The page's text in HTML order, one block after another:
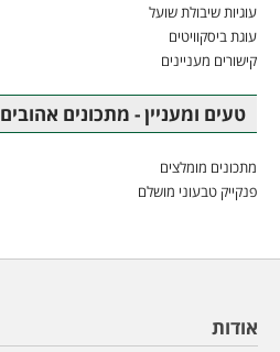
עוגיות שיבולת שועל
עוגת ביסקוויטים
קישורים מעניינים
טעים ומעניין - מתכונים אהובים
מתכונים מומלצים
פנקייק טבעוני מושלם
אודות